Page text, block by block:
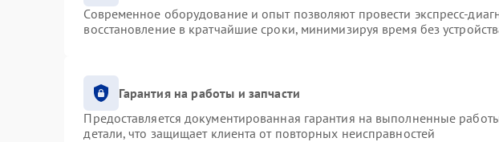
Современное оборудование и опыт позволяют провести экспресс-
восстановление в кратчайшие сроки, минимизируя время без
Гарантия на работы и запчасти
Предоставляется документированная гарантия на выполненные
детали, что защищает клиента от повторных неисправностей